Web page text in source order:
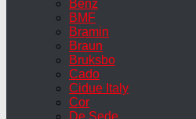
Benz
BMF
Bramin
Braun
Bruksbo
Cado
Cidue Italy
Cor
De Sede